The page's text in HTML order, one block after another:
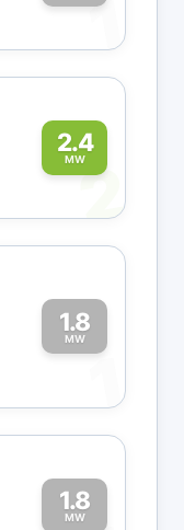
1
2.4
MW2
1.8
MW
1
1.8
MW